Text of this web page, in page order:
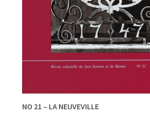
NO 21 – LA NEUVEVILLE